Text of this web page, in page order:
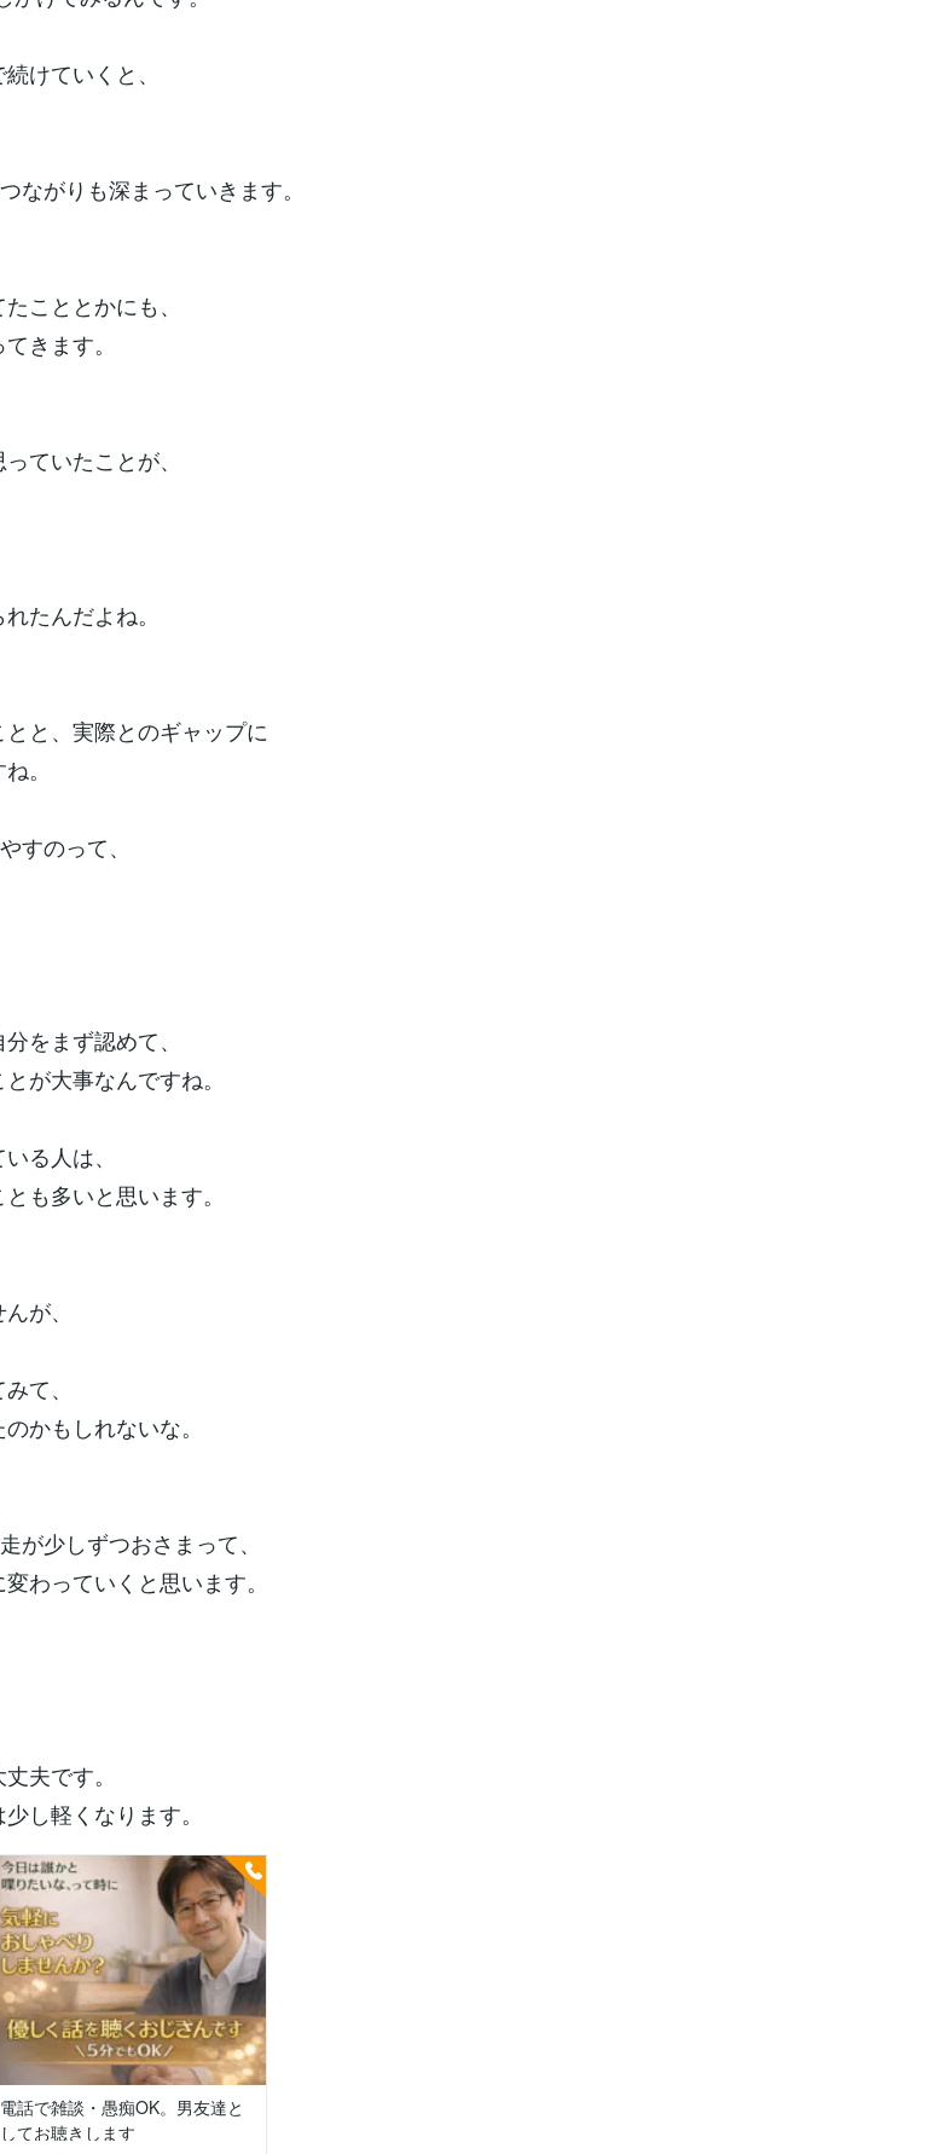
けていくと、
ながりも深まっていきます。
こととかにも、
きます。
ていたことが、
たんだよね。
と、実際とのギャップに
。
すのって、
をまず認めて、
が大事なんですね。
る人は、
も多いと思います。
が、
て、
かもしれないな。
が少しずつおさまって、
わっていくと思います。
夫です。
し軽くなります。
電話で雑談・愚痴OK。男友達と
してお聴きします